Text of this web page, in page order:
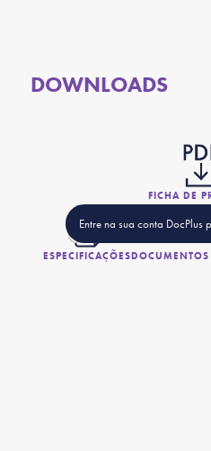
DOWNLOADS
FICHA DE
Entre na sua conta
ESPECIFICAÇÕES